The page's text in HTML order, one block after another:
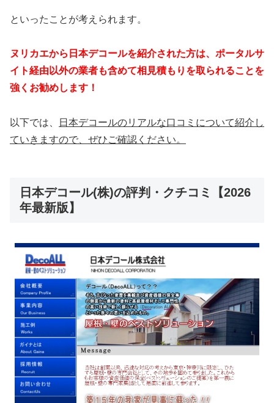
といったことが考えられます。
ヌリカエから日本デコールを紹介された方は、ポータルサ
イト経由以外の業者も含めて相見積もりを取られることを
強くお勧めします！
以下では、
日本デコールのリアルな口コミについて紹介し
ていきますので、ぜひご確認ください。
日本デコール(株)の評判・クチコミ【2026
年最新版】